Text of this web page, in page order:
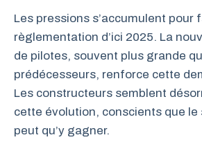
Les pressions s’accumulent pour
règlementation d’ici 2025. La
de pilotes, souvent plus grande
prédécesseurs, renforce cette
Les constructeurs semblent
cette évolution, conscients que le
peut qu’y gagner.